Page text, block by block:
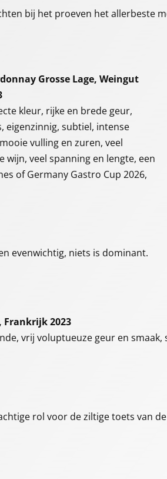
bij het proeven het allerbeste
Grosse Lage, Weingut
kleur, rijke en brede geur,
eigenzinnig, subtiel, intense
vulling en zuren, veel
veel spanning en lengte, een
of Germany Gastro Cup 2026,
evenwichtig, niets is dominant.
Frankrijk 2023
vrij voluptueuze geur en
rol voor de ziltige toets van